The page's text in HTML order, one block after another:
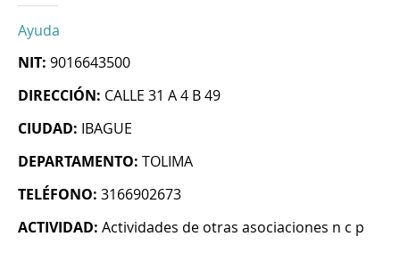
Ayuda
NIT: 9016643500
DIRECCIÓN: CALLE 31 A 4 B 49
CIUDAD: IBAGUE
DEPARTAMENTO: TOLIMA
TELÉFONO: 3166902673
ACTIVIDAD: Actividades de otras asociaciones n c p